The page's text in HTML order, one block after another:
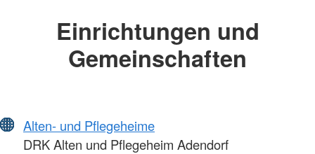
Einrichtungen und
Gemeinschaften
Alten- und Pflegeheime
DRK Alten und Pflegeheim Adendorf